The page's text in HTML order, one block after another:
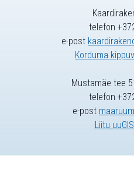
telefon
e-post
Korduma
Mustamäe tee
telefon
e-post
Liitu